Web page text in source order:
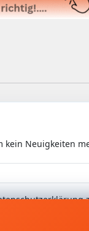
Neuigkeiten